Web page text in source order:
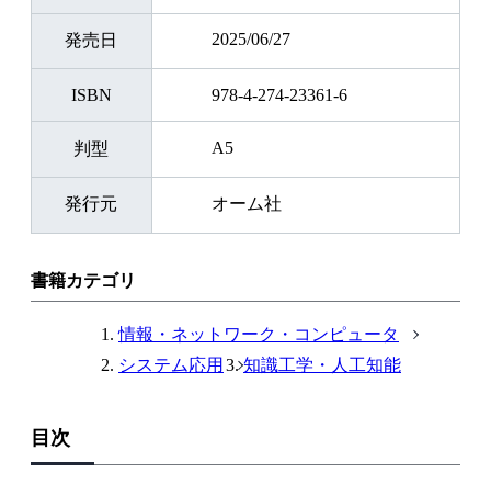
発売日 2025/06/27
ISBN 978-4-274-23361-6
判型 A5
発行元 オーム社
書籍カテゴリ
情報・ネットワーク・コンピュータ
システム応用
知識工学・人工知能
目次